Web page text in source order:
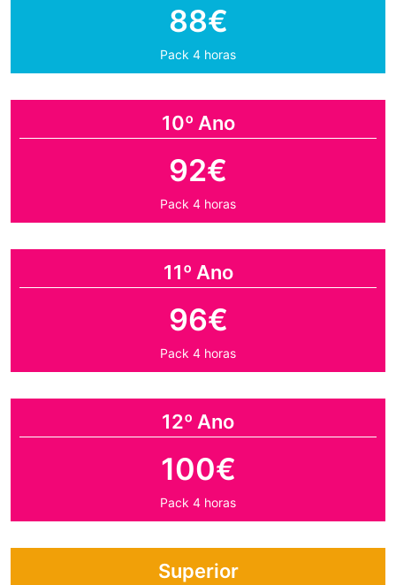
88€
Pack 4 horas
10º Ano
92€
Pack 4 horas
11º Ano
96€
Pack 4 horas
12º Ano
100€
Pack 4 horas
Superior